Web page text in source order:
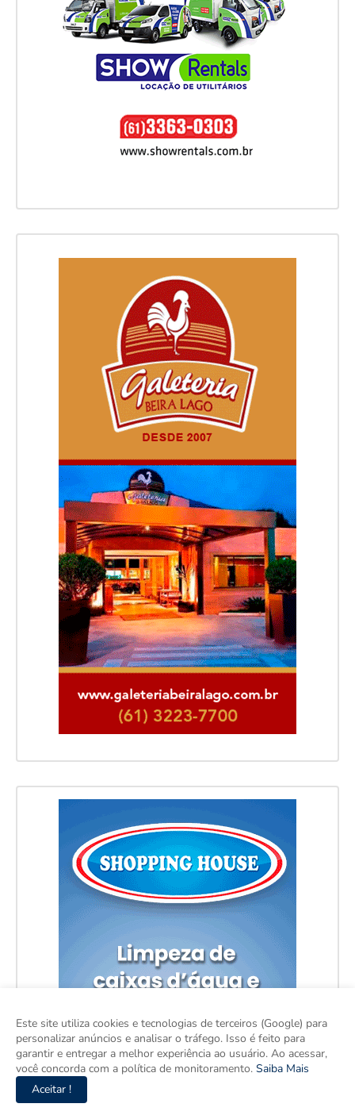
Este site utiliza cookies e tecnologias de terceiros (Google) para
personalizar anúncios e analisar o tráfego. Isso é feito para
garantir e entregar a melhor experiência ao usuário. Ao acessar,
você concorda com a política de monitoramento. Saiba Mais
Aceitar !